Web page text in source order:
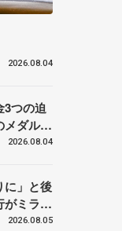
2026.08.04
3つの迫
ダルは
リス兄
2026.08.04
に」と後
がミラノ
ンクで
2026.08.05